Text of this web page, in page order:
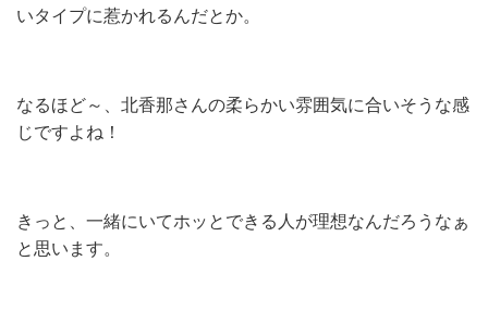
いタイプに惹かれるんだとか。
なるほど～、北香那さんの柔らかい雰囲気に合いそうな感
じですよね！
きっと、一緒にいてホッとできる人が理想なんだろうなぁ
と思います。